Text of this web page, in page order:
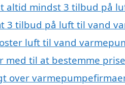
altid mindst 3 tilbud på
3 tilbud på luft til vand
luft til vand
med til at bestemme
over